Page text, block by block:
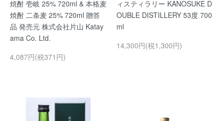
焼酎 壱岐 25% 720ml & 本格麦
焼酎 二条麦 25% 720ml 贈答
品 発売元 株式会社片山 Katay
ama Co. Ltd.
4,087円(税371円)
ィスティラリー KANOSUKE D
OUBLE DISTILLERY 53度 700
ml
14,300円(税1,300円)